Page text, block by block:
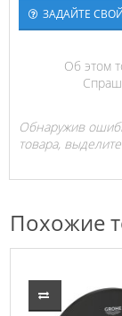
ЗАДАЙТЕ
Об этом
Обнаружив
товара,
Похожие